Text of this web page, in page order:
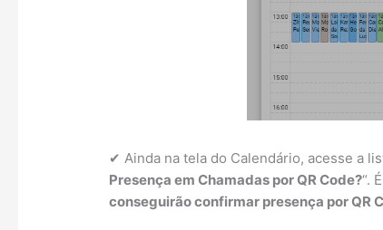
✔ Ainda na tela do Calendário, acesse a
Presença em Chamadas por QR Code?“.
conseguirão confirmar presença por QR